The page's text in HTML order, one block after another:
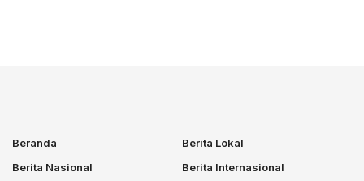
Beranda
Berita Lokal
Berita Nasional
Berita Internasional